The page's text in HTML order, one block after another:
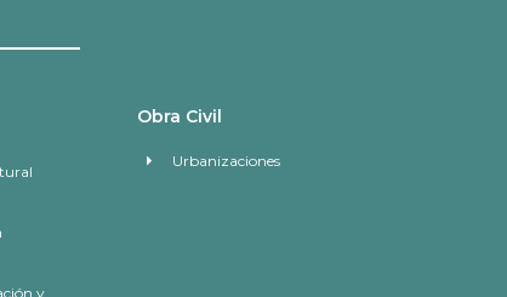
y
Obra Civil
Urbanizaciones